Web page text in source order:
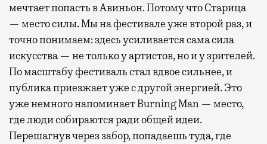
мечтает попасть в Авиньон. Потому что Старица
— место силы. Мы на фестивале уже второй раз, и
точно понимаем: здесь усиливается сама сила
искусства — не только у артистов, но и у зрителей.
По масштабу фестиваль стал вдвое сильнее, и
публика приезжает уже с другой энергией. Это
уже немного напоминает Burning Man — место,
где люди собираются ради общей идеи.
Перешагнув через забор, попадаешь туда, где